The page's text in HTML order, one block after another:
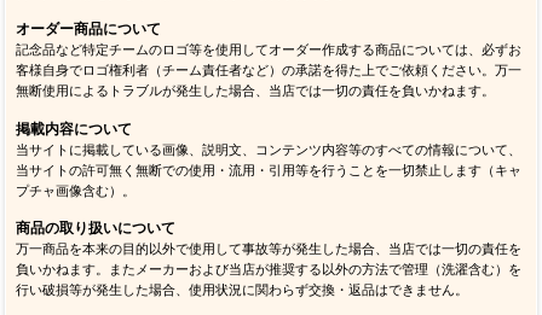
オーダー商品について
記念品など特定チームのロゴ等を使用してオーダー作成する商品については、必ずお
客様自身でロゴ権利者（チーム責任者など）の承諾を得た上でご依頼ください。万一
無断使用によるトラブルが発生した場合、当店では一切の責任を負いかねます。
掲載内容について
当サイトに掲載している画像、説明文、コンテンツ内容等のすべての情報について、
当サイトの許可無く無断での使用・流用・引用等を行うことを一切禁止します（キャ
プチャ画像含む）。
商品の取り扱いについて
万一商品を本来の目的以外で使用して事故等が発生した場合、当店では一切の責任を
負いかねます。またメーカーおよび当店が推奨する以外の方法で管理（洗濯含む）を
行い破損等が発生した場合、使用状況に関わらず交換・返品はできません。